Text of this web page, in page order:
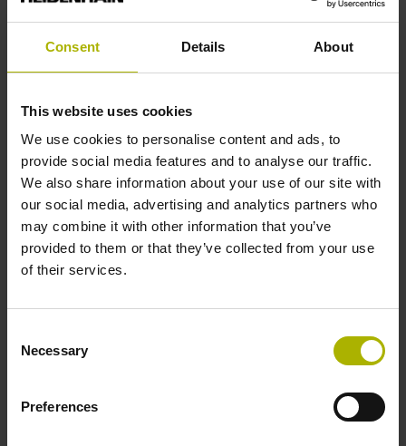
Consent Details About
This website uses cookies
We use cookies to personalise content and ads, to
provide social media features and to analyse our traffic.
We also share information about your use of our site with
our social media, advertising and analytics partners who
may combine it with other information that you’ve
provided to them or that they’ve collected from your use
of their services.
Selection
Necessary
Preferences
Telefonní číslo*
Zpráva